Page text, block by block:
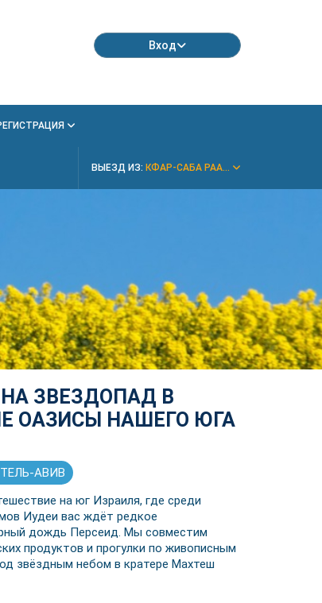
Вход
ВЫЕЗД ИЗ: КФАР-САБА РАА...
ЗВЕЗДОПАД В
ОАЗИСЫ НАШЕГО ЮГА
АВИВ
на юг Израиля, где среди
Иудеи вас ждёт редкое
дождь Персеид. Мы совместим
продуктов и прогулки по живописным
звёздным небом в кратере Махтеш